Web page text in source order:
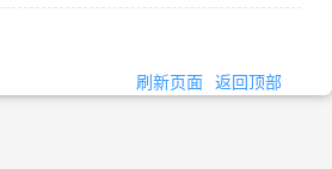
刷新页面 返回顶部